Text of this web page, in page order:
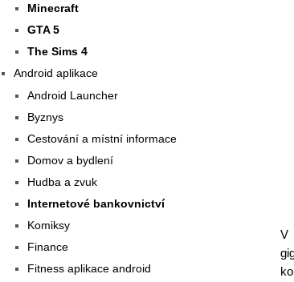
V
Minecraft
GTA 5
The Sims 4
Android aplikace
Android Launcher
Byznys
Cestování a místní informace
Domov a bydlení
Hudba a zvuk
Internetové bankovnictví
Komiksy
Finance
Fitness aplikace android